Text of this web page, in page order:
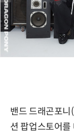
밴드 드래곤포
션 팝업스토어를